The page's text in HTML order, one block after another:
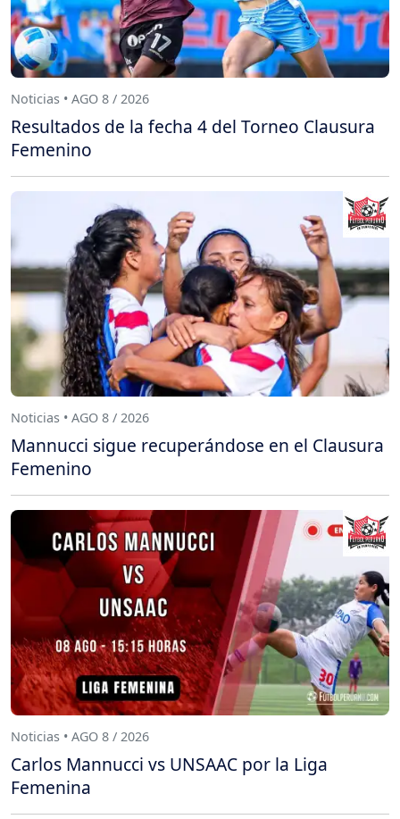
Noticias • AGO 8 / 2026
Resultados de la fecha 4 del Torneo Clausura
Femenino
Noticias • AGO 8 / 2026
Mannucci sigue recuperándose en el Clausura
Femenino
Noticias • AGO 8 / 2026
Carlos Mannucci vs UNSAAC por la Liga
Femenina